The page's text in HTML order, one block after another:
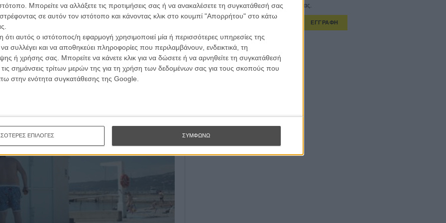
Μπορείτε να αλλάξετε τις προτιμήσεις σας ή να ανακαλέσετε τη συγκατάθεσή σας
σε αυτόν τον ιστότοπο και κάνοντας κλικ στο κουμπί "Απορρήτου" στο κάτω
αυτός ο ιστότοπος/η εφαρμογή χρησιμοποιεί μία ή περισσότερες υπηρεσίες της
συλλέγει και να αποθηκεύει πληροφορίες που περιλαμβάνουν, ενδεικτικά, τη
ή χρήσης σας. Μπορείτε να κάνετε κλικ για να δώσετε ή να αρνηθείτε τη συγκατάθεσή
σημάνσεις τρίτων μερών της για τη χρήση των δεδομένων σας για τους σκοπούς που
στην ενότητα συγκατάθεσης της Google.
ΕΠΙΛΟΓΕΣ ΣΥΜΦΩΝΩ
τους ακούς να λένε ότι δεν θα ξαναφάνε ψάρια
δεν τους κρίνεις ως κυνικούς ή αδιάφορους,
και το δικό τους τρόμο απέναντι σε μια νέα
ή να τους αφήνει πίσω, εγκλωβισμένους με τη
παραλίας που για όσους μήνες είναι ανοιχτή είναι
ο Θάνος Αναστόπουλος μιλά για τον
Εγγράψου στο εβδομαδιαίο newsletter μας.
ΕΓΓΡΑΦΗ
Θέλω να λαμβάνω τα newsletter σας.